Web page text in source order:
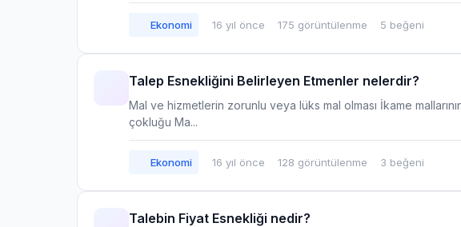
Ekonomi 16 yıl önce 175 görüntülenme 5 beğeni
Talep Esnekliğini Belirleyen Etmenler nelerdir?
Mal ve hizmetlerin zorunlu veya lüks mal olması İkame mallarının
çokluğu Ma...
Ekonomi 16 yıl önce 128 görüntülenme 3 beğeni
Talebin Fiyat Esnekliği nedir?